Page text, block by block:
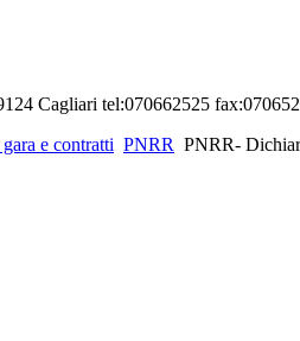
Cagliari tel:070662525
e contratti PNRR PNRR-